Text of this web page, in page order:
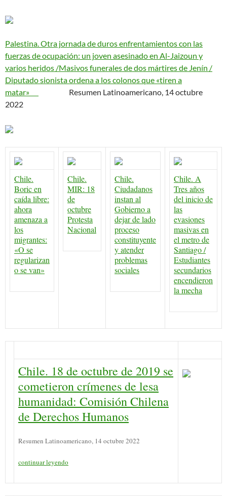
Palestina. Otra jornada de duros enfrentamientos con las
fuerzas de ocupación: un joven asesinado en Al-Jaizoun y
varios heridos /Masivos funerales de dos mártires de Jenín /
Diputado sionista ordena a los colonos que «tiren a
matar»
Resumen Latinoamericano, 14 octubre
2022
Chile.
Boric en
caída libre:
ahora
amenaza a
los
migrantes:
«O se
regularizan
o se van»
Chile.
MIR: 18
de
octubre
Protesta
Nacional
Chile.
Ciudadanos
instan al
Gobierno a
dejar de lado
proceso
constituyente
y atender
problemas
sociales
Chile. A
Tres años
del inicio de
las
evasiones
masivas en
el metro de
Santiago /
Estudiantes
secundarios
encendieron
la mecha
Chile. 18 de octubre de 2019 se
cometieron crímenes de lesa
humanidad: Comisión Chilena
de Derechos Humanos
Resumen Latinoamericano, 14 octubre 2022
continuar leyendo